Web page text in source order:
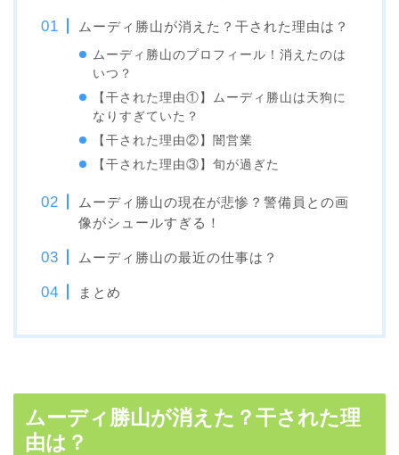
ムーディ勝山が消えた？干された理由は？
ムーディ勝山のプロフィール！消えたのは
いつ？
【干された理由①】ムーディ勝山は天狗に
なりすぎていた？
【干された理由②】闇営業
【干された理由③】旬が過ぎた
ムーディ勝山の現在が悲惨？警備員との画
像がシュールすぎる！
ムーディ勝山の最近の仕事は？
まとめ
ムーディ勝山が消えた？干された理
由は？